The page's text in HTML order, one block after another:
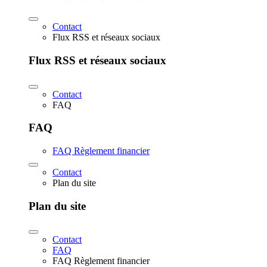
Contact
Flux RSS et réseaux sociaux
Flux RSS et réseaux sociaux
Contact
FAQ
FAQ
FAQ Règlement financier
Contact
Plan du site
Plan du site
Contact
FAQ
FAQ Règlement financier